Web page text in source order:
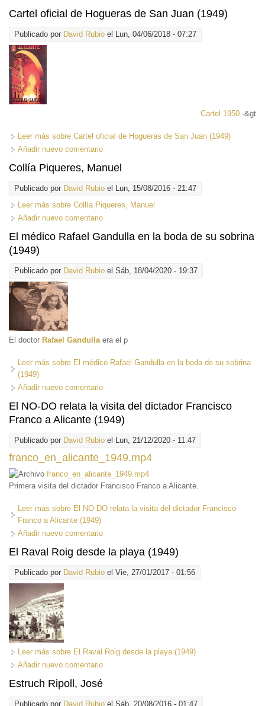
Cartel oficial de Hogueras de San Juan (1949)
Publicado por David Rubio el Lun, 04/06/2018 - 07:27
Cartel 1950 -&gt
Leer más sobre Cartel oficial de Hogueras de San Juan (1949)
Añadir nuevo comentario
Collía Piqueres, Manuel
Publicado por David Rubio el Lun, 15/08/2016 - 21:47
Leer más sobre Collía Piqueres, Manuel
Añadir nuevo comentario
El médico Rafael Gandulla en la boda de su sobrina
(1949)
Publicado por David Rubio el Sáb, 18/04/2020 - 19:37
El doctor Rafael Gandulla era el p
Leer más sobre El médico Rafael Gandulla en la boda de su sobrina
(1949)
Añadir nuevo comentario
El NO-DO relata la visita del dictador Francisco
Franco a Alicante (1949)
Publicado por David Rubio el Lun, 21/12/2020 - 11:47
franco_en_alicante_1949.mp4
franco_en_alicante_1949.mp4
Primera visita del dictador Francisco Franco a Alicante.
Leer más sobre El NO-DO relata la visita del dictador Francisco
Franco a Alicante (1949)
Añadir nuevo comentario
El Raval Roig desde la playa (1949)
Publicado por David Rubio el Vie, 27/01/2017 - 01:56
Leer más sobre El Raval Roig desde la playa (1949)
Añadir nuevo comentario
Estruch Ripoll, José
Publicado por David Rubio el Sáb, 20/08/2016 - 01:47